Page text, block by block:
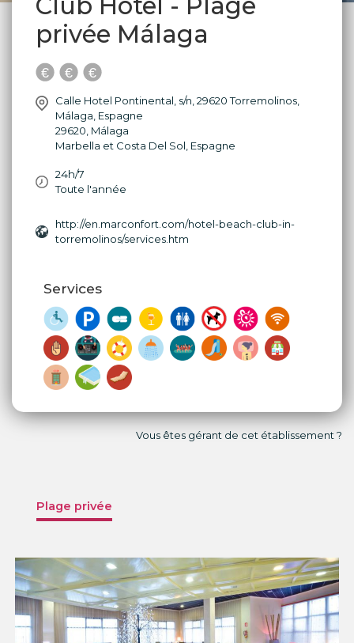
privée Málaga
Calle Hotel Pontinental, s/n, 29620 Torremolinos,
Málaga, Espagne
29620 Málaga
Marbella et Costa Del Sol Espagne
24h/7
Toute l'année
http://en.marconfort.com/hotel-beach-club-in-
torremolinos/services.htm
Services
Vous êtes gérant de cet établissement ?
Plage privée